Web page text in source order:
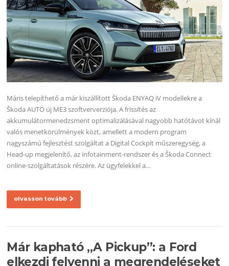
Máris telepíthető a már kiszállított Škoda ENYAQ iV modellekre a
Škoda AUTO új ME3 szoftververziója. A frissítés az
akkumulátormenedzsment optimalizálásával nagyobb hatótávot kínál
valós menetkörülmények közt, amellett a modern program
nagyszámú fejlesztést szolgáltat a Digital Cockpit műszeregység, a
Head-up megjelenítő, az infotainment-rendszer és a Škoda Connect
online-szolgáltatások részére. Az ügyfelekkel a…
olvasson tovább
Már kapható „A Pickup”: a Ford
elkezdi felvenni a megrendeléseket